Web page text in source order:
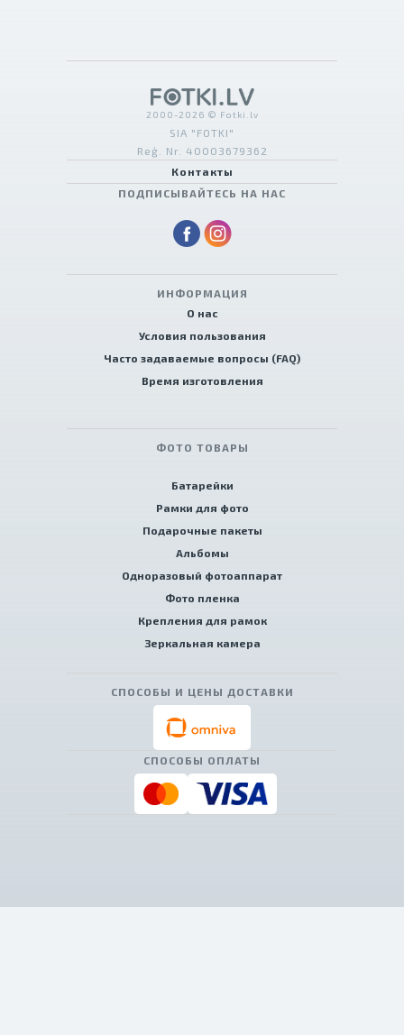
2000-2026 © Fotki.lv
SIA "FOTKI"
Reģ. Nr. 40003679362
Контакты
ПОДПИСЫВАЙТЕСЬ НА НАС
ИНФОРМАЦИЯ
О нас
Условия пользования
Часто задаваемые вопросы (FAQ)
Время изготовления
ФОТО ТОВАРЫ
Батарейки
Рамки для фото
Подарочные пакеты
Альбомы
Одноразовый фотоаппарат
Фото пленка
Крепления для рамок
Зеркальная камера
СПОСОБЫ И ЦЕНЫ ДОСТАВКИ
СПОСОБЫ ОПЛАТЫ